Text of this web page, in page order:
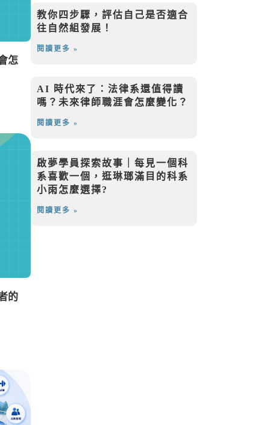
怎
的
教你四步驟，評估自己是否適合
往自然組發展！ ​
閱讀更多 »
AI 時代來了：法律系還值得讀
嗎？未來律師職涯會怎麼變化？
閱讀更多 »
啟夢學員探索故事｜每見一個科
系喜歡一個，逛琳瑯滿目的科系
小雨怎麼選擇?
閱讀更多 »